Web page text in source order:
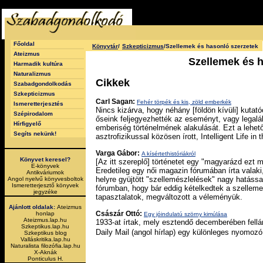
Főoldal
Ateizmus
Harmadik kultúra
Naturalizmus
Szabadgondolkodás
Szkepticizmus
Ismeretterjesztés
Szépirodalom
Hírfigyelő
Segíts nekünk!
Könyvet keresel?
E-könyvek
Antikváriumok
Angol nyelvű könyvesboltok
Ismeretterjesztő könyvek
jegyzéke
Ajánlott oldalak: Ateizmus
honlap
Ateizmus.lap.hu
Szkeptikus.lap.hu
Szkeptikus blog
Valláskritika.lap.hu
Naturalista filozófia.lap.hu
X-Aknák
Ponticulus H.
Könyvtár/ Szkepticizmus/Szellemek és hasonló szerzetek
Szellemek és
Cikkek
Carl Sagan: Fehér törpék és kis, zöld emberkék
Nincs kizárva, hogy néhány [földön kívüli]
őseink feljegyezhették az eseményt, vagy
emberiség történelmének alakulását. Ezt a
asztrofizikussal közösen írott, Intelligent Life in
Varga Gábor: A kísértethistóriákról
[Az itt szereplő] történetet egy "magyarázd ezt
Eredetileg egy női magazin fórumában írta
helyre gyüjtött "szellemészlelések" nagy
fórumban, hogy bár eddig kételkedtek a
tapasztalatok, megváltozott a véleményük.
Császár Ottó: Egy jóindulatú szörny kimúlása
1933-at írtak, mely esztendő decemberében
Daily Mail (angol hírlap) egy különleges